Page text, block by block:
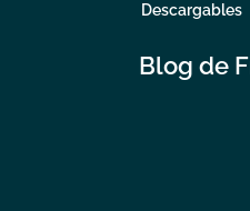
Descargables
Blog de